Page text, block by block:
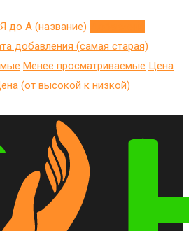
до A (название)
добавления (самая старая)
Менее просматриваемые Цена
(от высокой к низкой)